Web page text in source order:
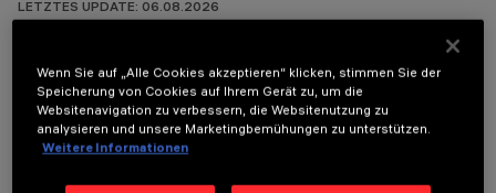
LETZTES UPDATE: 06.08.2026
BESCHREIBUNG
Fixed round luminaire designed to use a LED lamp with C.O.B.
technology. Version with rim for surface-mounting. Reflector
vacuum-metallised with aluminium vapours with an anti-
Wenn Sie auf „Alle Cookies akzeptieren“ klicken, stimmen Sie der
Speicherung von Cookies auf Ihrem Gerät zu, um die
Websitenavigation zu verbessern, die Websitenutzung zu
analysieren und unsere Marketingbemühungen zu unterstützen.
Weitere Informationen